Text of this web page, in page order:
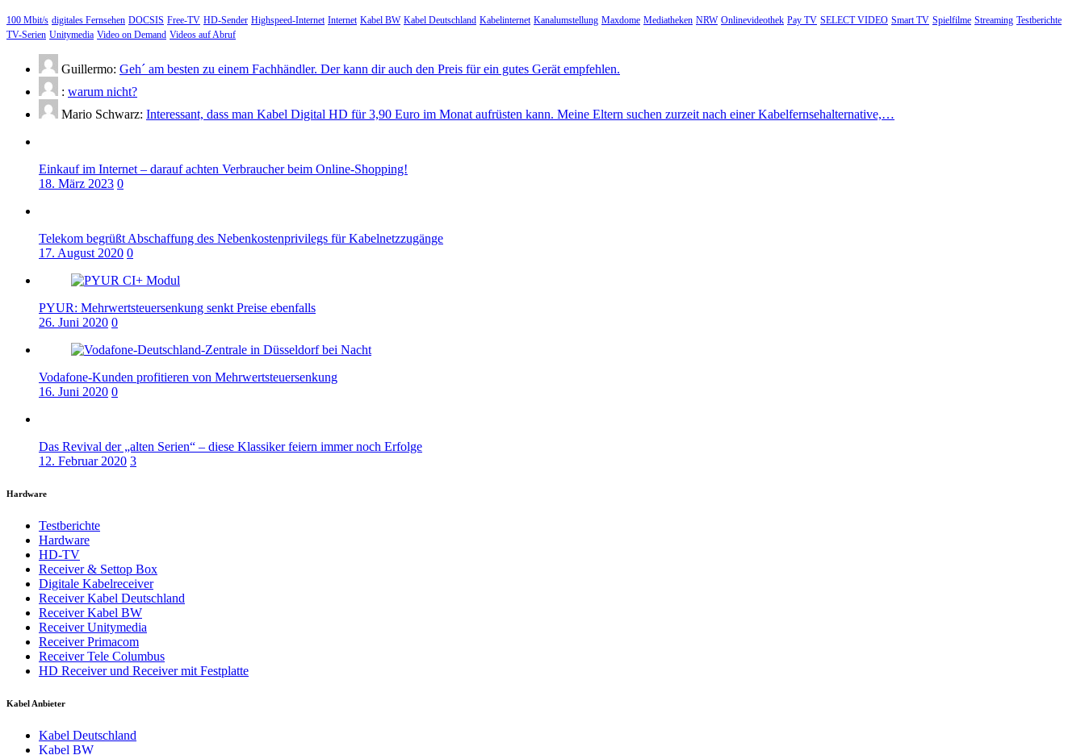
100 Mbit/s digitales Fernsehen DOCSIS Free-TV HD-Sender Highspeed-Internet Internet Kabel BW Kabel Deutschland Kabelinternet Kanalumstellung Maxdome Mediatheken NRW Onlinevideothek Pay TV SELECT VIDEO Smart TV Spielfilme Streaming Testberichte
TV-Serien Unitymedia Video on Demand Videos auf Abruf
Guillermo: Geh´ am besten zu einem Fachhändler. Der kann dir auch den Preis für ein gutes Gerät empfehlen.
: warum nicht?
Mario Schwarz: Interessant, dass man Kabel Digital HD für 3,90 Euro im Monat aufrüsten kann. Meine Eltern suchen zurzeit nach einer Kabelfernsehalternative,…
Einkauf im Internet – darauf achten Verbraucher beim Online-Shopping!
18. März 2023 0
Telekom begrüßt Abschaffung des Nebenkostenprivilegs für Kabelnetzzugänge
17. August 2020 0
PYUR: Mehrwertsteuersenkung senkt Preise ebenfalls
26. Juni 2020 0
Vodafone-Kunden profitieren von Mehrwertsteuersenkung
16. Juni 2020 0
Das Revival der „alten Serien“ – diese Klassiker feiern immer noch Erfolge
12. Februar 2020 3
Hardware
Testberichte
Hardware
HD-TV
Receiver & Settop Box
Digitale Kabelreceiver
Receiver Kabel Deutschland
Receiver Kabel BW
Receiver Unitymedia
Receiver Primacom
Receiver Tele Columbus
HD Receiver und Receiver mit Festplatte
Kabel Anbieter
Kabel Deutschland
Kabel BW